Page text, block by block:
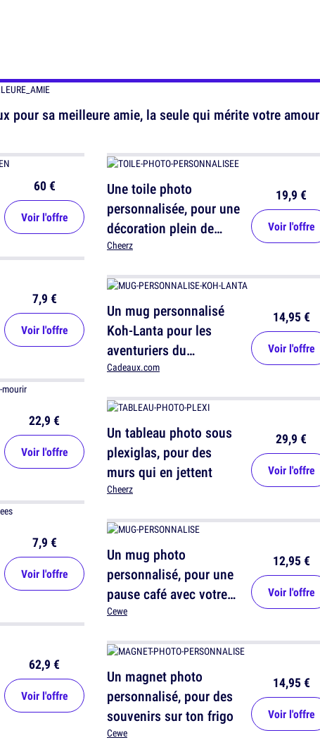
pour sa meilleure amie, la seule qui mérite votre amour
60 €
Voir l'offre
7,9 €
Voir l'offre
22,9 €
Voir l'offre
7,9 €
Voir l'offre
62,9 €
Voir l'offre
Une toile photo
personnalisée, pour une
décoration plein de
souvenirs
Cheerz
19,9 €
Voir l'offre
Un mug personnalisé
Koh-Lanta pour les
aventuriers du
quotidien
Cadeaux.com
14,95 €
Voir l'offre
Un tableau photo sous
plexiglas, pour des
murs qui en jettent
Cheerz
29,9 €
Voir l'offre
Un mug photo
personnalisé, pour une
pause café avec votre
photo préférée
Cewe
12,95 €
Voir l'offre
Un magnet photo
personnalisé, pour des
souvenirs sur ton frigo
Cewe
14,95 €
Voir l'offre